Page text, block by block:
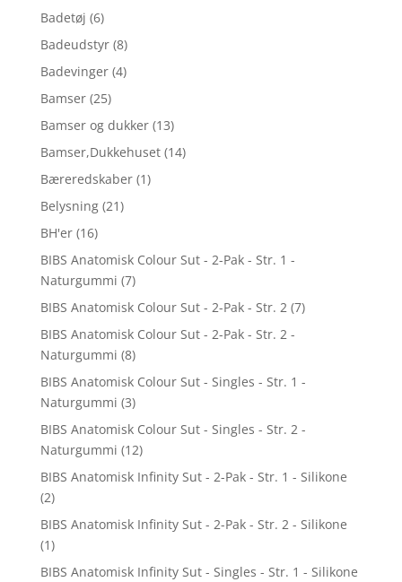
Badetøj (6)
Badeudstyr (8)
Badevinger (4)
Bamser (25)
Bamser og dukker (13)
Bamser,Dukkehuset (14)
Bæreredskaber (1)
Belysning (21)
BH'er (16)
BIBS Anatomisk Colour Sut - 2-Pak - Str. 1 -
Naturgummi (7)
BIBS Anatomisk Colour Sut - 2-Pak - Str. 2 (7)
BIBS Anatomisk Colour Sut - 2-Pak - Str. 2 -
Naturgummi (8)
BIBS Anatomisk Colour Sut - Singles - Str. 1 -
Naturgummi (3)
BIBS Anatomisk Colour Sut - Singles - Str. 2 -
Naturgummi (12)
BIBS Anatomisk Infinity Sut - 2-Pak - Str. 1 - Silikone
(2)
BIBS Anatomisk Infinity Sut - 2-Pak - Str. 2 - Silikone
(1)
BIBS Anatomisk Infinity Sut - Singles - Str. 1 - Silikone